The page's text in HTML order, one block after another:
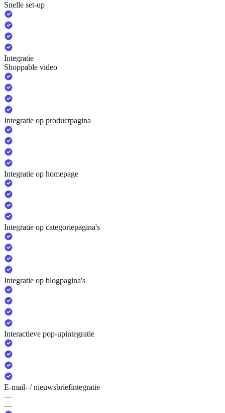
Snelle set-up
Integratie
Shoppable video
Integratie op productpagina
Integratie op homepage
Integratie op categoriepagina's
Integratie op blogpagina's
Interactieve pop-upintegratie
E-mail- / nieuwsbriefintegratie
—
—